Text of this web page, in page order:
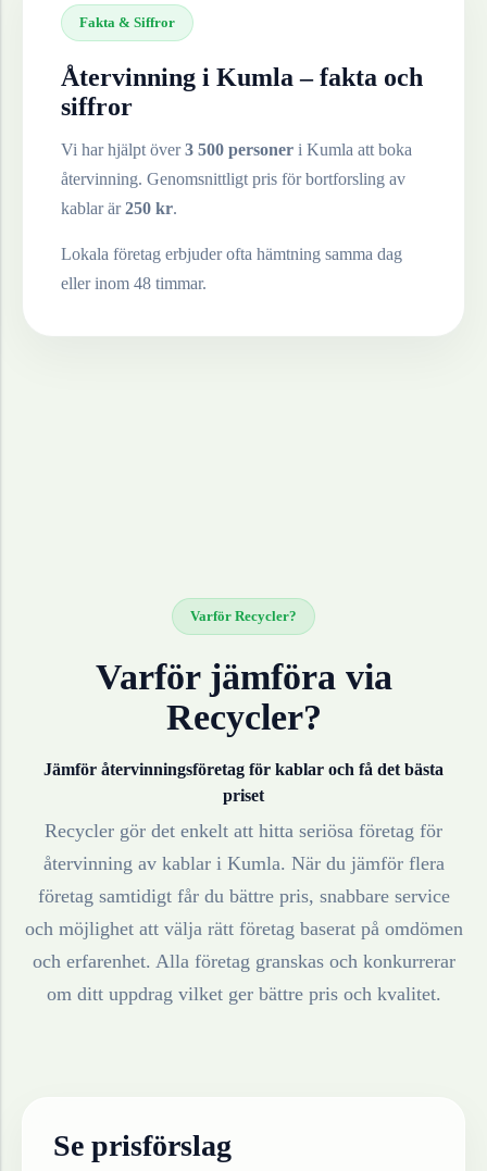
Fakta & Siffror
Återvinning i Kumla – fakta och
siffror
Vi har hjälpt över3 500 personer i Kumla att boka
återvinning. Genomsnittligt pris för bortforsling av
kablarär250 kr.
Lokala företag erbjuder ofta hämtning samma dag
eller inom 48 timmar.
Varför Recycler?
Varför jämföra via
Recycler?
Jämför återvinningsföretag för kablar och få det bästa
priset
Recycler gör det enkelt att hitta seriösa företag för
återvinning av kablari Kumla. När du jämför flera
företag samtidigt får du bättre pris, snabbare service
och möjlighet att välja rätt företag baserat på omdömen
och erfarenhet. Alla företag granskas och konkurrerar
om ditt uppdrag vilket ger bättre pris och kvalitet.
Se prisförslag